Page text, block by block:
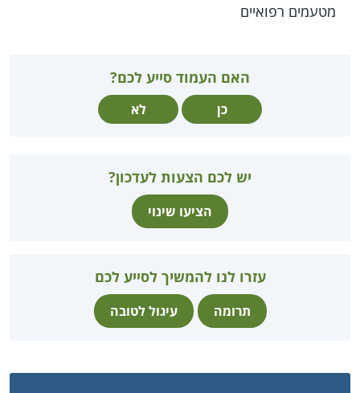
מטעמים רפואיים
האם העמוד סייע לכם?
כן לא
יש לכם הצעות לעדכון?
הציעו שינוי
עזרו לנו להמשיך לסייע לכם
תרומה עיגול לטובה